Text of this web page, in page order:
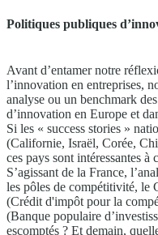
Politiques publiques
Avant d’entamer notre
l’innovation en entreprises,
analyse ou un benchmark
d’innovation en Europe et
Si les « success stories »
(Californie, Israël, Corée,
ces pays sont intéressantes à
S’agissant de la France,
les pôles de compétitivité, le
(Crédit d'impôt pour la
(Banque populaire
escomptés ? Et demain,